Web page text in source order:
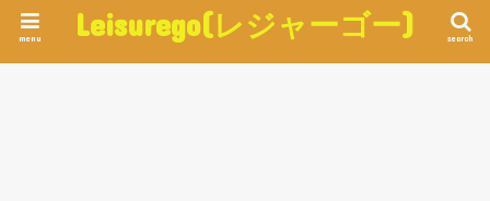
Leisurego(レジャーゴー) search
menu